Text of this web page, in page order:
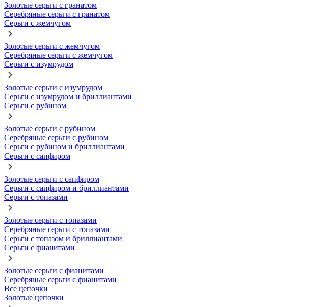
Золотые серьги с гранатом
Серебряные серьги с гранатом
Серьги с жемчугом
Золотые серьги с жемчугом
Серебряные серьги с жемчугом
Серьги с изумрудом
Золотые серьги с изумрудом
Серьги с изумрудом и бриллиантами
Серьги с рубином
Золотые серьги с рубином
Серебряные серьги с рубином
Серьги с рубином и бриллиантами
Серьги с сапфиром
Золотые серьги с сапфиром
Серьги с сапфиром и бриллиантами
Серьги с топазами
Золотые серьги с топазами
Серебряные серьги с топазами
Серьги с топазом и бриллиантами
Серьги с фианитами
Золотые серьги с фианитами
Серебряные серьги с фианитами
Все цепочки
Золотые цепочки